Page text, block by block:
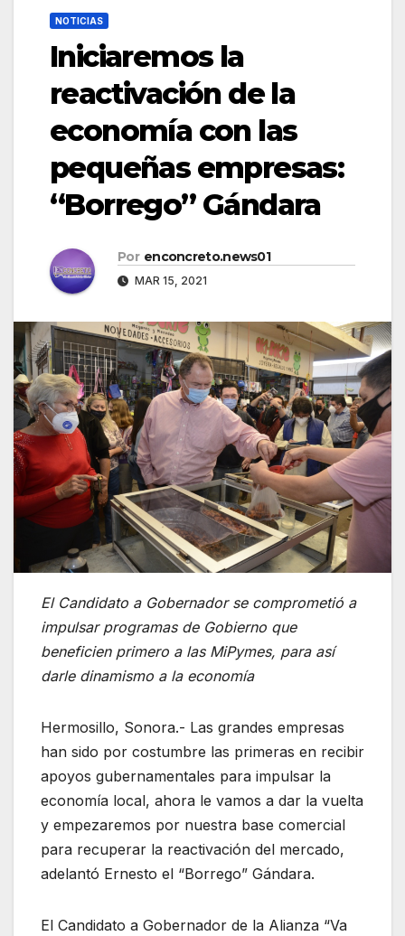
NOTICIAS
Iniciaremos la
reactivación de la
economía con las
pequeñas empresas:
“Borrego” Gándara
Por enconcreto.news01
MAR 15, 2021
El Candidato a Gobernador se comprometió a
impulsar programas de Gobierno que
beneficien primero a las MiPymes, para así
darle dinamismo a la economía
Hermosillo, Sonora.- Las grandes empresas
han sido por costumbre las primeras en recibir
apoyos gubernamentales para impulsar la
economía local, ahora le vamos a dar la vuelta
y empezaremos por nuestra base comercial
para recuperar la reactivación del mercado,
adelantó Ernesto el “Borrego” Gándara.
El Candidato a Gobernador de la Alianza “Va